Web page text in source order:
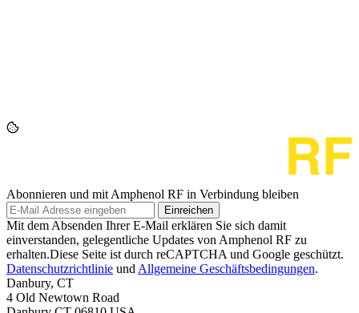
Abonnieren und mit Amphenol RF in Verbindung bleiben
Einreichen
Mit dem Absenden Ihrer E-Mail erklären Sie sich damit
einverstanden, gelegentliche Updates von Amphenol RF zu
erhalten.Diese Seite ist durch reCAPTCHA und Google geschützt.
Datenschutzrichtlinie und Allgemeine Geschäftsbedingungen.
Danbury, CT
4 Old Newtown Road